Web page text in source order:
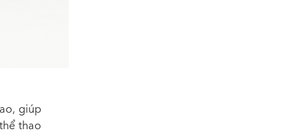
giúp
thao